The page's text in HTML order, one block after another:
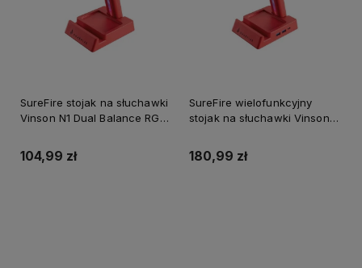
SureFire stojak na słuchawki
Vinson N1 Dual Balance RGB,
biurkiem, czerwony,
plastikowy, 48846, czerwona
104,99 zł
SureFire wielofunkcyjny
stojak na słuchawki Vinson
3,5 mm, czerwony, tworzywo
ABS, 48847, czerwona, 2x
180,99 zł